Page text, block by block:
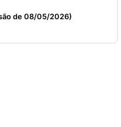
de 08/05/2026)